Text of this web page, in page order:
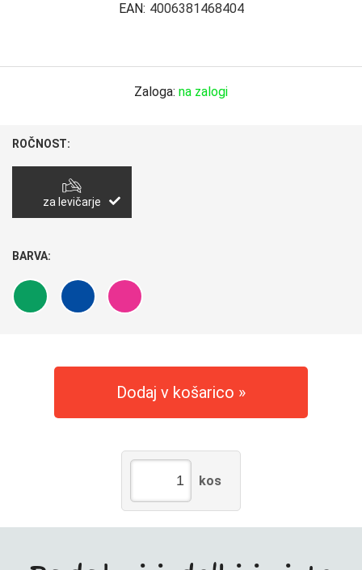
EAN: 4006381468404
Zaloga: na zalogi
ROČNOST:
za levičarje
BARVA:
Dodaj v košarico
kos